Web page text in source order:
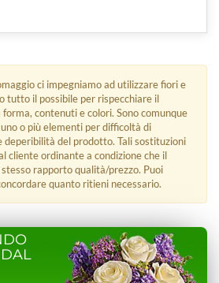
ci impegniamo ad utilizzare fiori e
tutto il possibile per rispecchiare il
contenuti e colori. Sono comunque
o più elementi per difficoltà di
deperibilità del prodotto. Tali sostituzioni
cliente ordinante a condizione che il
rapporto qualità/prezzo. Puoi
quanto ritieni necessario.